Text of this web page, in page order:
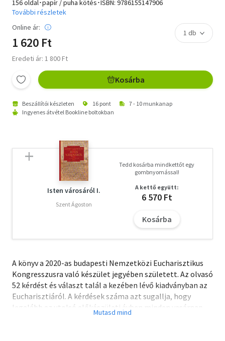
156 oldal･papír / puha kötés･ISBN: 9786155147906
További részletek
Online ár:
1 620 Ft
Eredeti ár: 1 800 Ft
Kosárba
Beszállítói készleten 16 pont
7 - 10 munkanap
Ingyenes átvétel Bookline boltokban
Isten városáról I.
Szent Ágoston
Tedd kosárba mindkettőt egy
gombnyomással!
A kettő együtt:
6 570 Ft
Kosárba
A könyv a 2020-as budapesti Nemzetközi Eucharisztikus
Kongresszusra való készület jegyében született. Az olvasó
52 kérdést és választ talál a kezében lévő kiadványban az
Eucharisztiáról. A kérdések száma azt sugallja, hogy
legalább az utolsó előkészületi évben minden vasárnap
olvassunk el egy kérdést és választ. Ha ezt megtesszük,